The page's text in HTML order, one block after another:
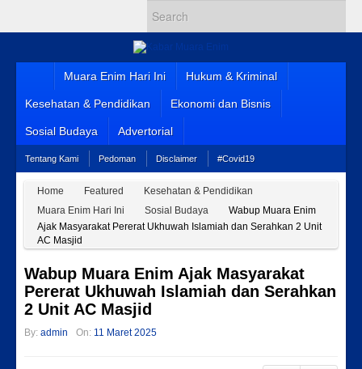
Muara Enim Hari Ini Hukum & Kriminal
Kesehatan & Pendidikan Ekonomi dan Bisnis
Sosial Budaya Advertorial
Tentang Kami Pedoman Disclaimer #Covid19
Home Featured
Kesehatan & Pendidikan
Muara Enim Hari Ini
Sosial Budaya
Wabup Muara Enim
Ajak Masyarakat Pererat Ukhuwah Islamiah dan Serahkan 2 Unit
AC Masjid
Wabup Muara Enim Ajak Masyarakat
Pererat Ukhuwah Islamiah dan Serahkan
2 Unit AC Masjid
By: admin On: 11 Maret 2025